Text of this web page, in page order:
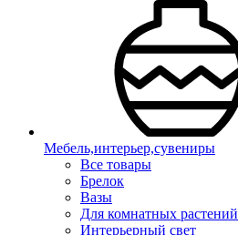
Мебель,интерьер,сувениры
Все товары
Брелок
Вазы
Для комнатных растений
Интерьерный свет